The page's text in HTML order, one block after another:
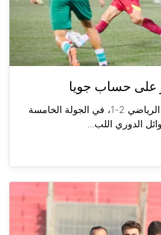
على حساب جويا
فوز الأنصار على جويا الرياضي 2-1، في الجولة الخامسة
الدوري اللب...